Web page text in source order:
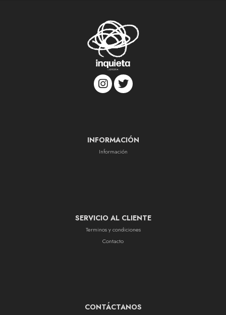
INFORMACIÓN
Información
SERVICIO AL CLIENTE
Terminos y condiciones
Contacto
CONTÁCTANOS